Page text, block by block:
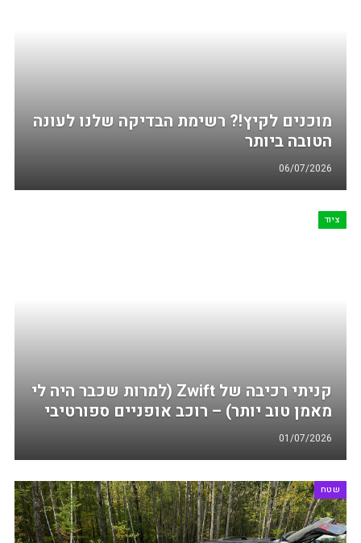
מוכנים לקיץ!? רשימת הבדיקה שלנו לעונה
הטובה ביותר
06/07/2026
ציוד
קניתי רכיבה של Zwift (למרות שכבר היה לי
מאמן טוב יותר) – רוכב אופניים ספורטיבי
01/07/2026
שטח